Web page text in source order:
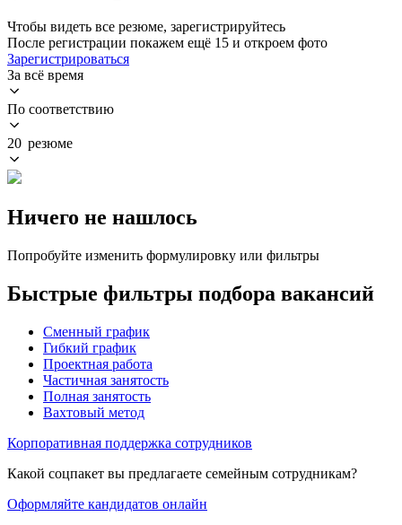
Чтобы видеть все резюме, зарегистрируйтесь
После регистрации покажем ещё 15 и откроем фото
Зарегистрироваться
За всё время
По соответствию
20 резюме
Ничего не нашлось
Попробуйте изменить формулировку или фильтры
Быстрые фильтры подбора вакансий
Сменный график
Гибкий график
Проектная работа
Частичная занятость
Полная занятость
Вахтовый метод
Корпоративная поддержка сотрудников
Какой соцпакет вы предлагаете семейным сотрудникам?
Оформляйте кандидатов онлайн